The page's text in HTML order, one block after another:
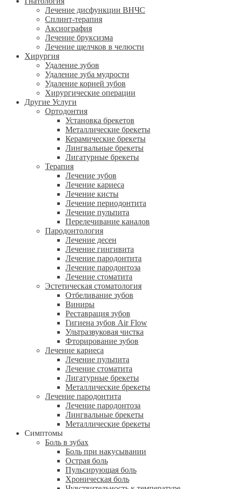
Лечение дисфункции ВНЧС
Сплинт-терапия
Аксиография
Лечение бруксизма
Лечение щелчков в челюсти
Хирургия
Удаление зубов
Удаление зуба мудрости
Удаление корней зубов
Хирургические операции
Другие Услуги
Ортодонтия
Установка брекетов
Металлические брекеты
Керамические брекеты
Лингвальные брекеты
Лигатурные брекеты
Терапия
Лечение зубов
Лечение кариеса
Лечение кисты
Лечение периодонтита
Лечение пульпита
Перелечивание каналов
Пародонтология
Лечение десен
Лечение гингивита
Лечение пародонтита
Лечение пародонтоза
Лечение стоматита
Эстетическая стоматология
Отбеливание зубов
Виниры
Реставрация зубов
Гигиена зубов Air Flow
Ультразвуковая чистка
Фторирование зубов
Лечение кариеса
Лечение пульпита
Лечение стоматита
Лигатурные брекеты
Металлические брекеты
Лечение пародонтита
Лечение пародонтоза
Лингвальные брекеты
Металлические брекеты
Симптомы
Боль в зубах
Боль при накусывании
Острая боль
Пульсирующая боль
Хроническая боль